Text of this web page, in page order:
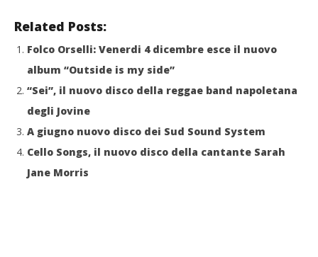
Related Posts:
Folco Orselli: Venerdi 4 dicembre esce il nuovo
album “Outside is my side”
“Sei”, il nuovo disco della reggae band napoletana
degli Jovine
A giugno nuovo disco dei Sud Sound System
Cello Songs, il nuovo disco della cantante Sarah
Jane Morris